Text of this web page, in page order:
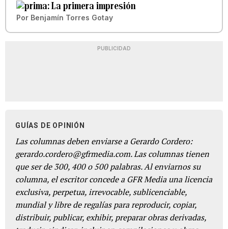
La primera impresión
Por Benjamín Torres Gotay
PUBLICIDAD
GUÍAS DE OPINIÓN
Las columnas deben enviarse a Gerardo Cordero:
gerardo.cordero@gfrmedia.com. Las columnas tienen
que ser de 300, 400 o 500 palabras. Al enviarnos su
columna, el escritor concede a GFR Media una licencia
exclusiva, perpetua, irrevocable, sublicenciable,
mundial y libre de regalías para reproducir, copiar,
distribuir, publicar, exhibir, preparar obras derivadas,